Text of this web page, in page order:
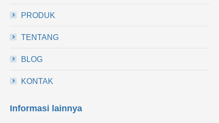
PRODUK
TENTANG
BLOG
KONTAK
Informasi lainnya